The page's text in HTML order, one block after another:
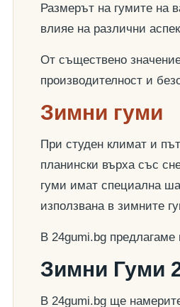
Размерът на гумите на
влияе на различни
От съществено
производителност и
Зимни гуми
При студен климат и
планински върха със
гуми имат специална
използвана в зимните
В 24gumi.bg
Зимни Гуми
В 24gumi.bg ще